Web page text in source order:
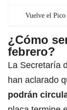
Vuelve el Pico
¿Cómo
febrero?
La Secretaría
han aclarado
podrán